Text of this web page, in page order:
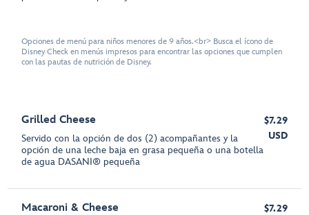
Opciones de menú para niños menores de 9 años.<br> Busca el ícono de
Disney Check en menús impresos para encontrar las opciones que cumplen
con las pautas de nutrición de Disney.
Grilled Cheese
Servido con la opción de dos (2) acompañantes y la
opción de una leche baja en grasa pequeña o una botella
de agua DASANI® pequeña
$7.29
USD
Macaroni & Cheese
$7.29